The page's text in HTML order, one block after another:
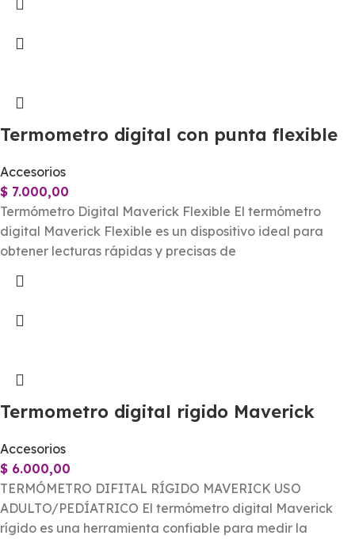
Termometro digital con punta flexible
Accesorios
$ 7.000,00
Termómetro Digital Maverick Flexible El termómetro
digital Maverick Flexible es un dispositivo ideal para
obtener lecturas rápidas y precisas de
Termometro digital rigido Maverick
Accesorios
$ 6.000,00
TERMÓMETRO DIFITAL RÍGIDO MAVERICK USO
ADULTO/PEDÍATRICO El termómetro digital Maverick
rígido es una herramienta confiable para medir la